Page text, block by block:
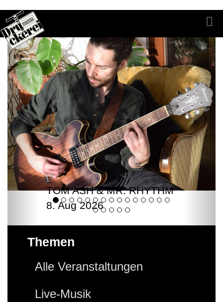
TOM ASH & MR. RHYTHM
8. Aug 2026
Themen
Alle Veranstaltungen
Live-Musik